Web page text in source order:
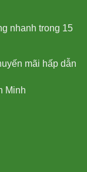
nhanh trong 15
mãi hấp dẫn
Minh